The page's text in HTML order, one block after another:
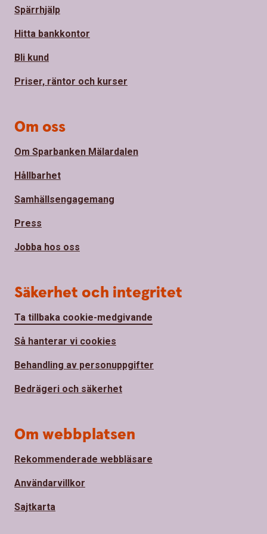
Spärrhjälp
Hitta bankkontor
Bli kund
Priser, räntor och kurser
Om oss
Om Sparbanken Mälardalen
Hållbarhet
Samhällsengagemang
Press
Jobba hos oss
Säkerhet och integritet
Ta tillbaka cookie-medgivande
Så hanterar vi cookies
Behandling av personuppgifter
Bedrägeri och säkerhet
Om webbplatsen
Rekommenderade webbläsare
Användarvillkor
Sajtkarta